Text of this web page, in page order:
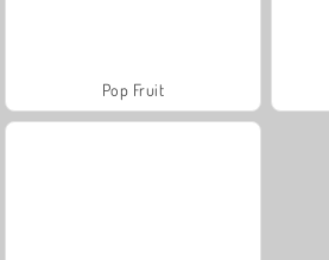
Pop Fruit